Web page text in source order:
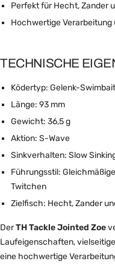
Perfekt für Hecht, Zander
Hochwertige Verarbeitung
TECHNISCHE
Ködertyp: Gelenk-Swimbait
Länge: 93 mm
Gewicht: 36,5 g
Aktion: S-Wave
Sinkverhalten: Slow
Führungsstil:
Twitchen
Zielfisch: Hecht, Zander
DerTH Tackle Jointed Zoe
Laufeigenschaften,
eine hochwertige